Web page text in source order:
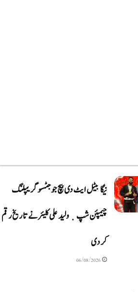
نیگا بیٹل ایٹ دی بیچ جوجٹسو گریپلنگ
چیمپئن شپ ٜ ولید علی کلیئر نے تاریخ رقم
کر دی
06/08/2026